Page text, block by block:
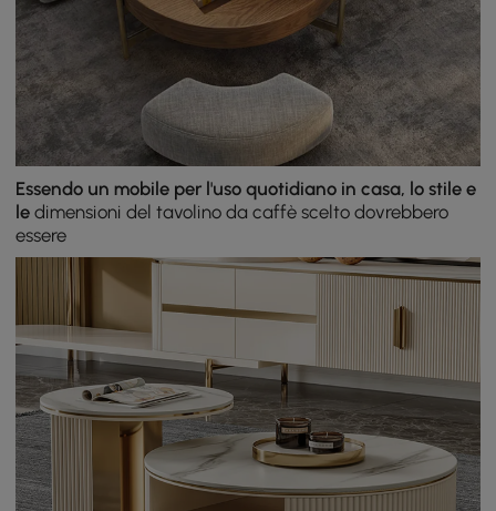
Essendo un mobile per l'uso quotidiano in casa, lo stile e
le dimensioni del tavolino da caffè scelto dovrebbero
essere